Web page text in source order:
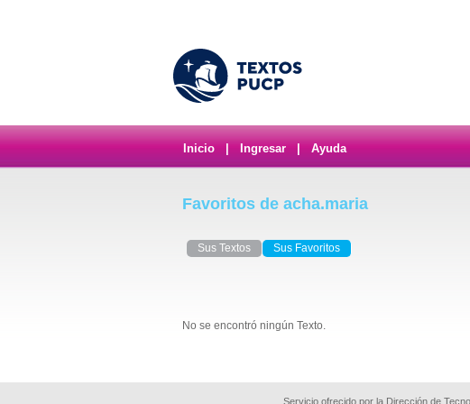
Inicio Ingresar Ayuda
Favoritos de acha.maria
Sus Textos Sus Favoritos
No se encontró ningún Texto.
Servicio ofrecido por la Dirección de